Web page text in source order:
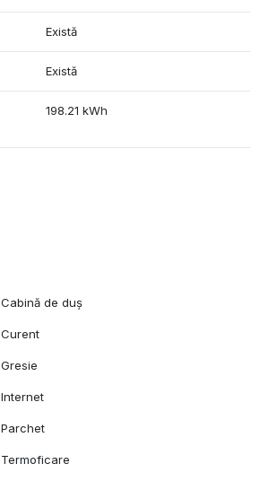
Există
Există
198.21 kWh
Cabină de duș
Curent
Gresie
Internet
Parchet
Termoficare